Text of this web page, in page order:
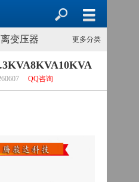
更多分类
变压器
QQ咨询